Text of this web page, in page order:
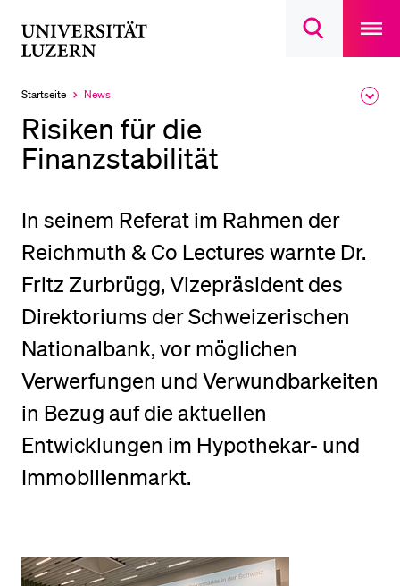
Suchdialog
main
Startseite
Aktuell
ausgewählt
News
Risiken für die
Finanzstabilität
In seinem Referat im Rahmen der
Reichmuth & Co Lectures warnte Dr.
Fritz Zurbrügg, Vizepräsident des
Direktoriums der Schweizerischen
Nationalbank, vor möglichen
Verwerfungen und Verwundbarkeiten
in Bezug auf die aktuellen
Entwicklungen im Hypothekar- und
Immobilienmarkt.
LETZTE SUCHEN
DIE UNI FÜR…
Schulklassen und Lehrpersonen
Studierende
Forschende
Mitarbeitende
Alumni
BELIEBTE INHALTE
Vorlesungsverzeichnis
Menuplan Mensa